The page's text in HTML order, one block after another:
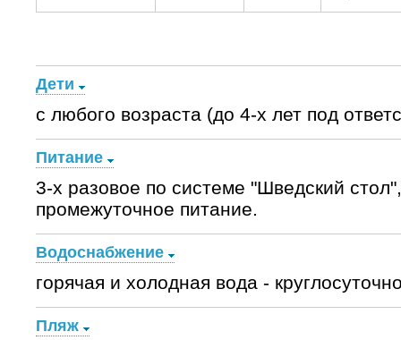
Дети
с любого возраста (до 4-х лет под
Питание
3-х разовое по системе "Шведский
промежуточное питание.
Водоснабжение
горячая и холодная вода -
Пляж